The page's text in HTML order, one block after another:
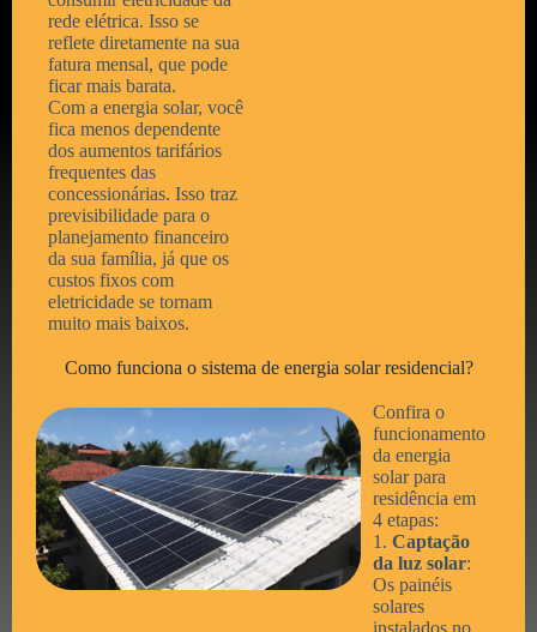
rede elétrica. Isso se
reflete diretamente na sua
fatura mensal, que pode
ficar mais barata.
Com a energia solar, você
fica menos dependente
dos aumentos tarifários
frequentes das
concessionárias. Isso traz
previsibilidade para o
planejamento financeiro
da sua família, já que os
custos fixos com
eletricidade se tornam
muito mais baixos.
Como funciona o sistema de energia solar residencial?
Confira o
funcionamento
da energia
solar para
residência em
4 etapas:
1. Captação
da luz solar:
Os painéis
solares
instalados no